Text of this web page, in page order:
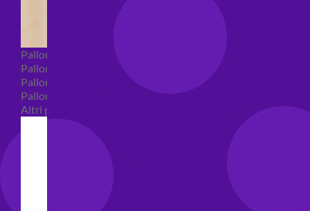
Palloncini Bubble
Palloncini numeri e lettere
Palloncini numeri e lettere piccoli
Palloncini numeri e lettere grandi
Altri palloncini numeri e lettere